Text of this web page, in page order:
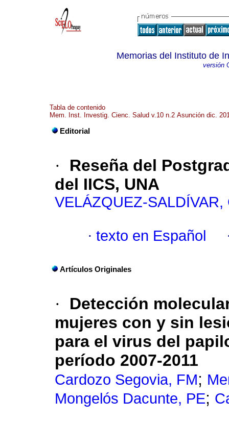
Memorias del Instituto de
versión
Tabla de contenido
Mem. Inst. Investig. Cienc. Salud v.10 n.2 Asunción dic.
Editorial
·
Reseña del
del IICS, UNA
VELÁZQUEZ-SALDÍVAR,
· texto en Español
Artículos Originales
·
Detección
mujeres con y sin
para el virus del
período 2007-2011
Cardozo Segovia, FM;
Mongelós Dacunte, PE;